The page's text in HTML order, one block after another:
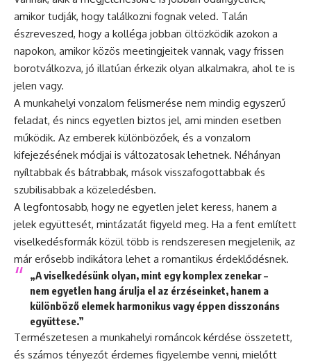
amikor tudják, hogy találkozni fognak veled. Talán
észreveszed, hogy a kolléga jobban öltözködik azokon a
napokon, amikor közös meetingjeitek vannak, vagy frissen
borotválkozva, jó illatúan érkezik olyan alkalmakra, ahol te is
jelen vagy.
A munkahelyi vonzalom felismerése nem mindig egyszerű
feladat, és nincs egyetlen biztos jel, ami minden esetben
működik. Az emberek különbözőek, és a vonzalom
kifejezésének módjai is változatosak lehetnek. Néhányan
nyíltabbak és bátrabbak, mások visszafogottabbak és
szubilisabbak a közeledésben.
A legfontosabb, hogy ne egyetlen jelet keress, hanem a
jelek együttesét, mintázatát figyeld meg. Ha a fent említett
viselkedésformák közül több is rendszeresen megjelenik, az
már erősebb indikátora lehet a romantikus érdeklődésnek.
„A viselkedésünk olyan, mint egy komplex zenekar –
nem egyetlen hang árulja el az érzéseinket, hanem a
különböző elemek harmonikus vagy éppen disszonáns
együttese.”
Természetesen a munkahelyi románcok kérdése összetett,
és számos tényezőt érdemes figyelembe venni, mielőtt